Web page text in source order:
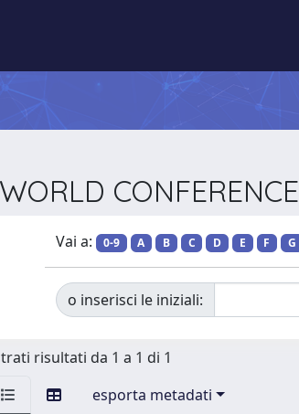
Vai a: 0-9 A B C D E F G
o inserisci le iniziali:
risultati da 1 a 1 di 1
esporta metadati